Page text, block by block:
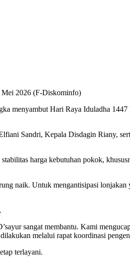
Mei 2026 (F-Diskominfo)
menyambut Hari Raya Iduladha
Sandri, Kepala Disdagin Riany,
harga kebutuhan pokok,
naik. Untuk mengantisipasi
sangat membantu. Kami
melalui rapat koordinasi
terlayani.